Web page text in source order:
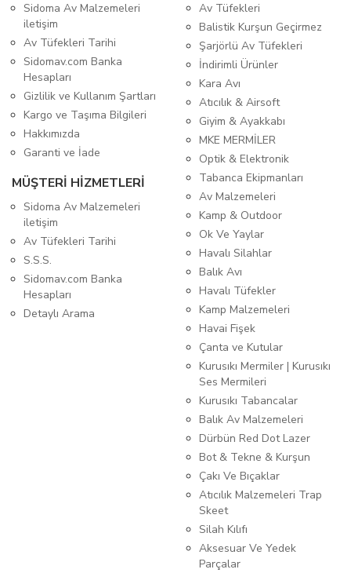
Sidoma Av Malzemeleri
iletişim
Av Tüfekleri Tarihi
Sidomav.com Banka
Hesapları
Gizlilik ve Kullanım Şartları
Kargo ve Taşıma Bilgileri
Hakkımızda
Garanti ve İade
MÜŞTERİ HİZMETLERİ
Sidoma Av Malzemeleri
iletişim
Av Tüfekleri Tarihi
S.S.S.
Sidomav.com Banka
Hesapları
Detaylı Arama
Av Tüfekleri
Balistik Kurşun Geçirmez
Şarjörlü Av Tüfekleri
İndirimli Ürünler
Kara Avı
Atıcılık & Airsoft
Giyim & Ayakkabı
MKE MERMİLER
Optik & Elektronik
Tabanca Ekipmanları
Av Malzemeleri
Kamp & Outdoor
Ok Ve Yaylar
Havalı Silahlar
Balık Avı
Havalı Tüfekler
Kamp Malzemeleri
Havai Fişek
Çanta ve Kutular
Kurusıkı Mermiler | Kurusıkı
Ses Mermileri
Kurusıkı Tabancalar
Balık Av Malzemeleri
Dürbün Red Dot Lazer
Bot & Tekne & Kurşun
Çakı Ve Bıçaklar
Atıcılık Malzemeleri Trap
Skeet
Silah Kılıfı
Aksesuar Ve Yedek
Parçalar